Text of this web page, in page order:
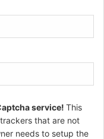
service! This
that are not
needs to setup the